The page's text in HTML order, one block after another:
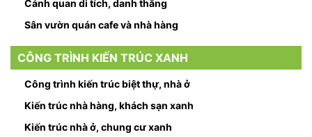
Cảnh quan di tích, danh thắng
Sân vườn quán cafe và nhà hàng
CÔNG TRÌNH KIẾN TRÚC XANH
Công trình kiến trúc biệt thự, nhà ở
Kiến trúc nhà hàng, khách sạn xanh
Kiến trúc nhà ở, chung cư xanh